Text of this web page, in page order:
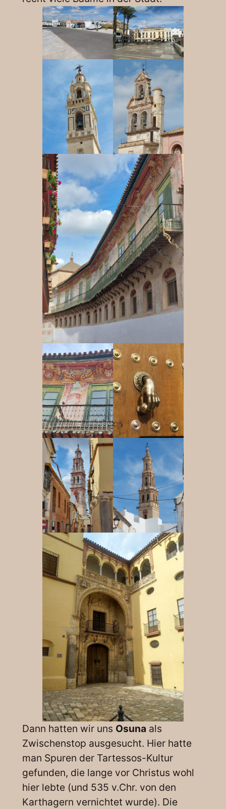
Dann hatten wir uns Osuna als
Zwischenstop ausgesucht. Hier hatte
man Spuren der Tartessos-Kultur
gefunden, die lange vor Christus wohl
hier lebte (und 535 v.Chr. von den
Karthagern vernichtet wurde). Die